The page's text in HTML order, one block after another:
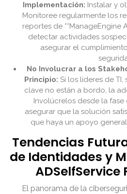
Implementación: Instalar y
Monitoree regularmente los
reportes de **ManageEngine
detectar actividades
asegurar el
No Involucrar a los
Principio: Si los líderes de
clave no están a bordo, la
Involúcrelos desde la
asegurar que la solución
que haya un apoyo
Tendencias
de Identidades y
ADSelfService
El panorama de la